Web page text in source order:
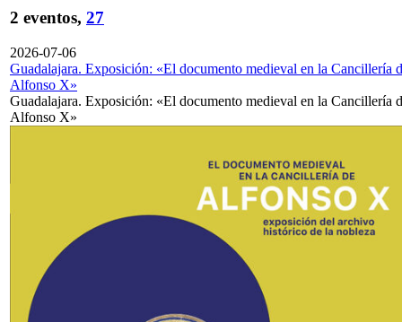
2 eventos, 27
2026-07-06
Guadalajara. Exposición: «El documento medieval en la Cancillería
Alfonso X»
Guadalajara. Exposición: «El documento medieval en la Cancillería
Alfonso X»